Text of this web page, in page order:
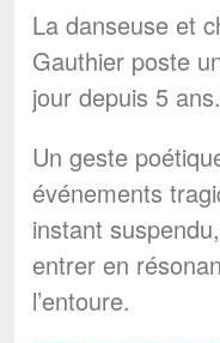
La danseuse et
Gauthier poste
jour depuis 5 ans.
Un geste
événements
instant
entrer en
l’entoure.